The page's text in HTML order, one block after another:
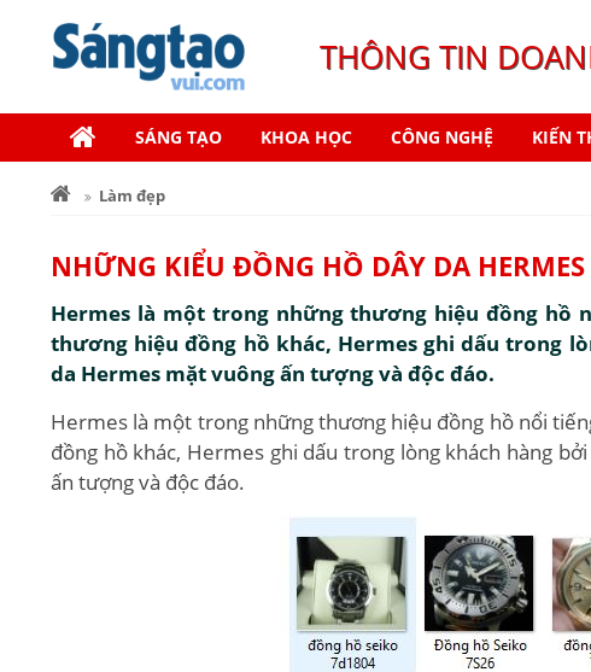
THÔNG TIN
SÁNG TẠO KHOA HỌC CÔNG NGHỆ KIẾN
Làm đẹp
NHỮNG KIỂU ĐỒNG HỒ DÂY DA
Hermes là một trong những thương hiệu đồng hồ
thương hiệu đồng hồ khác, Hermes ghi dấu trong
da Hermes mặt vuông ấn tượng và độc đáo.
Hermes là một trong những thương hiệu đồng hồ nổi
đồng hồ khác, Hermes ghi dấu trong lòng khách hàng
ấn tượng và độc đáo.